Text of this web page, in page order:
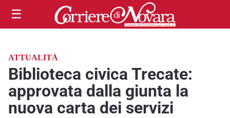
☰
ATTUALITÀ
Biblioteca civica Trecate:
approvata dalla giunta la
nuova carta dei servizi